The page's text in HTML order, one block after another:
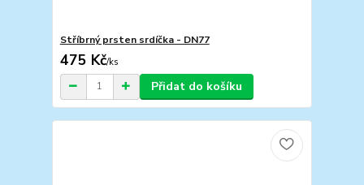
Stříbrný prsten srdíčka - DN77
475 Kč/ks
Přidat do košíku